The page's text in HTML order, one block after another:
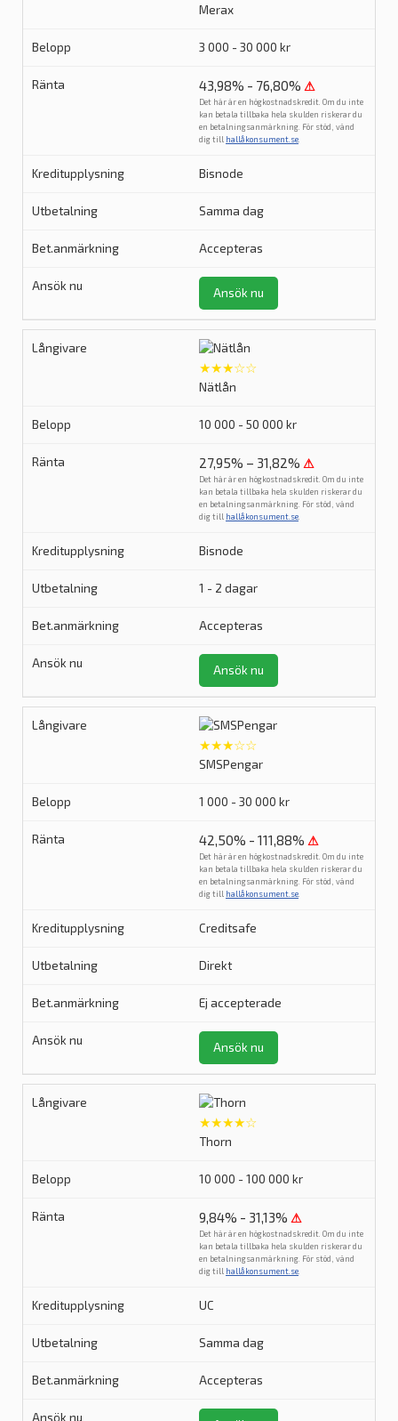
Merax
3 000 - 30 000 kr
43,98% - 76,80% ⚠
Det här är en högkostnadskredit. Om du inte
kan betala tillbaka hela skulden riskerar du
en betalningsanmärkning. För stöd, vänd
dig till hallåkonsument.se
Bisnode
Samma dag
Accepteras
Ansök nu
★★★☆☆
Nätlån
10 000 - 50 000 kr
27,95% – 31,82% ⚠
Det här är en högkostnadskredit. Om du inte
kan betala tillbaka hela skulden riskerar du
en betalningsanmärkning. För stöd, vänd
dig till hallåkonsument.se
Bisnode
1 - 2 dagar
Accepteras
Ansök nu
★★★☆☆
SMSPengar
1 000 - 30 000 kr
42,50% - 111,88% ⚠
Det här är en högkostnadskredit. Om du inte
kan betala tillbaka hela skulden riskerar du
en betalningsanmärkning. För stöd, vänd
dig till hallåkonsument.se
Creditsafe
Direkt
Ej accepterade
Ansök nu
★★★★☆
Thorn
10 000 - 100 000 kr
9,84% - 31,13% ⚠
Det här är en högkostnadskredit. Om du inte
kan betala tillbaka hela skulden riskerar du
en betalningsanmärkning. För stöd, vänd
dig till hallåkonsument.se
UC
Samma dag
Accepteras